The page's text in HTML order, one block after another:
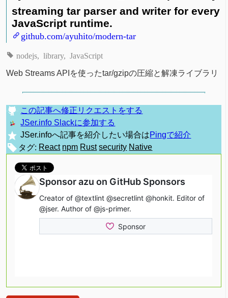
streaming tar parser and writer for every
JavaScript runtime.
github.com/ayuhito/modern-tar
nodejs library JavaScript
Web Streams APIを使ったtar/gzipの圧縮と解凍ライブラリ
この記事へ修正リクエストをする
JSer.info Slackに参加する
JSer.infoへ記事を紹介したい場合はPingで紹介
タグ: React npm Rust security Native